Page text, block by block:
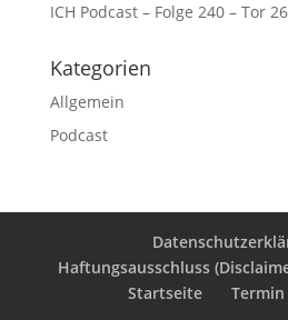
ICH Podcast – Folge 240 – Tor 26
Kategorien
Allgemein
Podcast
Haftungsausschluss
Startseite